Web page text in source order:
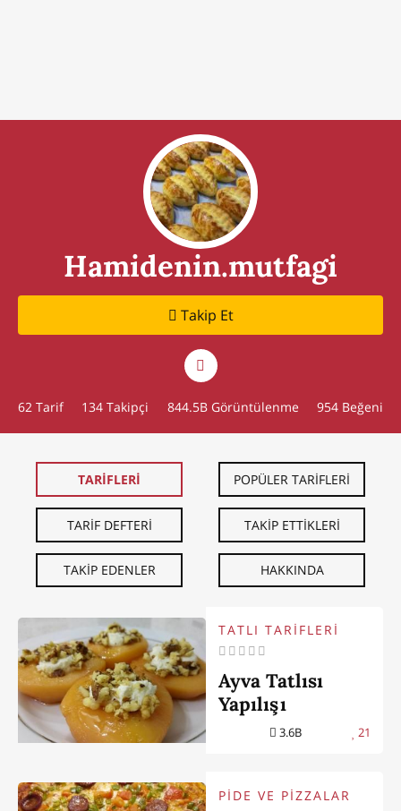
Hamidenin.mutfagi
Takip Et
62 Tarif 134 Takipçi 844.5B Görüntülenme 954 Beğeni
TARİFLERİ POPÜLER TARİFLERİ
TARİF DEFTERİ TAKİP ETTİKLERİ
TAKİP EDENLER HAKKINDA
TATLI TARİFLERİ
Ayva Tatlısı
Yapılışı
3.6B 21
PİDE VE PİZZALAR